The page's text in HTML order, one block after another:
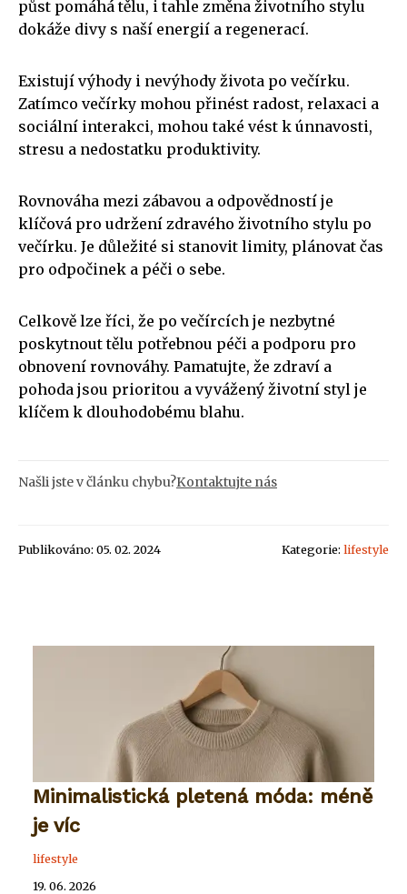
půst pomáhá tělu, i tahle změna životního stylu
dokáže divy s naší energií a regenerací.
Existují výhody i nevýhody života po večírku.
Zatímco večírky mohou přinést radost, relaxaci a
sociální interakci, mohou také vést k únnavosti,
stresu a nedostatku produktivity.
Rovnováha mezi zábavou a odpovědností je
klíčová pro udržení zdravého životního stylu po
večírku. Je důležité si stanovit limity, plánovat čas
pro odpočinek a péči o sebe.
Celkově lze říci, že po večírcích je nezbytné
poskytnout tělu potřebnou péči a podporu pro
obnovení rovnováhy. Pamatujte, že zdraví a
pohoda jsou prioritou a vyvážený životní styl je
klíčem k dlouhodobému blahu.
Našli jste v článku chybu?Kontaktujte nás
Publikováno: 05. 02. 2024 Kategorie: lifestyle
Minimalistická pletená móda: méně
je víc
lifestyle
19. 06. 2026